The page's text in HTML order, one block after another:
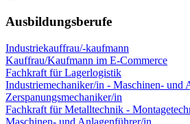
Ausbildungsberufe
Industriekauffrau/-kaufmann
Kauffrau/Kaufmann im E-Commerce
Fachkraft für Lagerlogistik
Industriemechaniker/in - Maschinen- und
Zerspanungsmechaniker/in
Fachkraft für Metalltechnik -
Maschinen- und Anlagenführer/in